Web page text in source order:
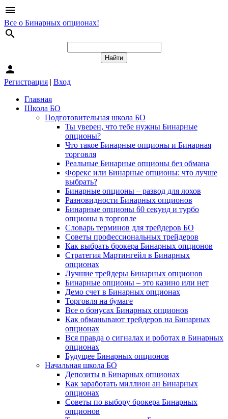
menu
Все о Бинарных опционах!
search
person
Регистрация | Вход
Главная
Школа БО
Подготовительная школа БО
Ты уверен, что тебе нужны Бинарные
опционы?
Что такое Бинарные опционы и Бинарная
торговля
Реальные Бинарные опционы без обмана
Форекс или Бинарные опционы: что лучше
выбрать?
Бинарные опционы – развод для лохов
Разновидности Бинарных опционов
Бинарные опционы 60 секунд и турбо
опционы в торговле
Словарь терминов для трейдеров БО
Советы профессиональных трейдеров
Как выбрать брокера Бинарных опционов
Стратегия Мартингейл в Бинарных
опционах
Лучшие трейдеры Бинарных опционов
Бинарные опционы – это казино или нет
Демо счет в Бинарных опционах
Торговля на бумаге
Все о бонусах Бинарных опционов
Как обманывают трейдеров на Бинарных
опционах
Вся правда о сигналах и роботах в Бинарных
опционах
Будущее Бинарных опционов
Начальная школа БО
Депозиты в Бинарных опционах
Как заработать миллион ан Бинарных
опционах
Советы по выбору брокера Бинарных
опционов